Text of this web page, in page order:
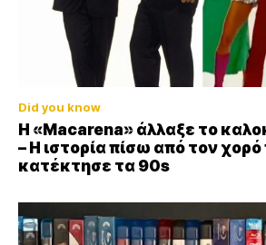
Did you know
Η «Macarena» άλλαξε το
– Η ιστορία πίσω από τον χορό
κατέκτησε τα 90s